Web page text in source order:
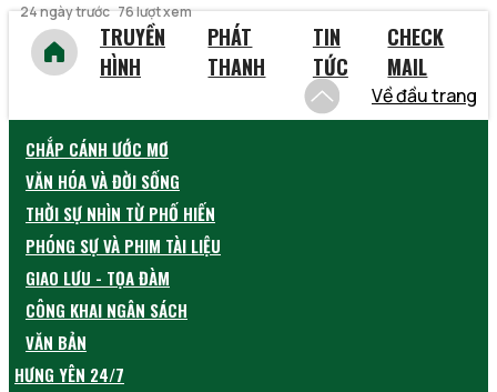
24 ngày trước 76 lượt xem
TRUYỀN
HÌNH
PHÁT
THANH
TIN
TỨC
CHECK
MAIL
Về đầu trang
CHẮP CÁNH ƯỚC MƠ
VĂN HÓA VÀ ĐỜI SỐNG
THỜI SỰ NHÌN TỪ PHỐ HIẾN
PHÓNG SỰ VÀ PHIM TÀI LIỆU
GIAO LƯU - TỌA ĐÀM
CÔNG KHAI NGÂN SÁCH
VĂN BẢN
HƯNG YÊN 24/7